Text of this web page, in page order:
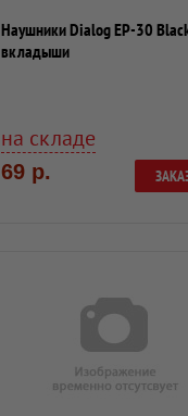
Наушники Dialog EP-30
вкладыши
на складе
69 р.